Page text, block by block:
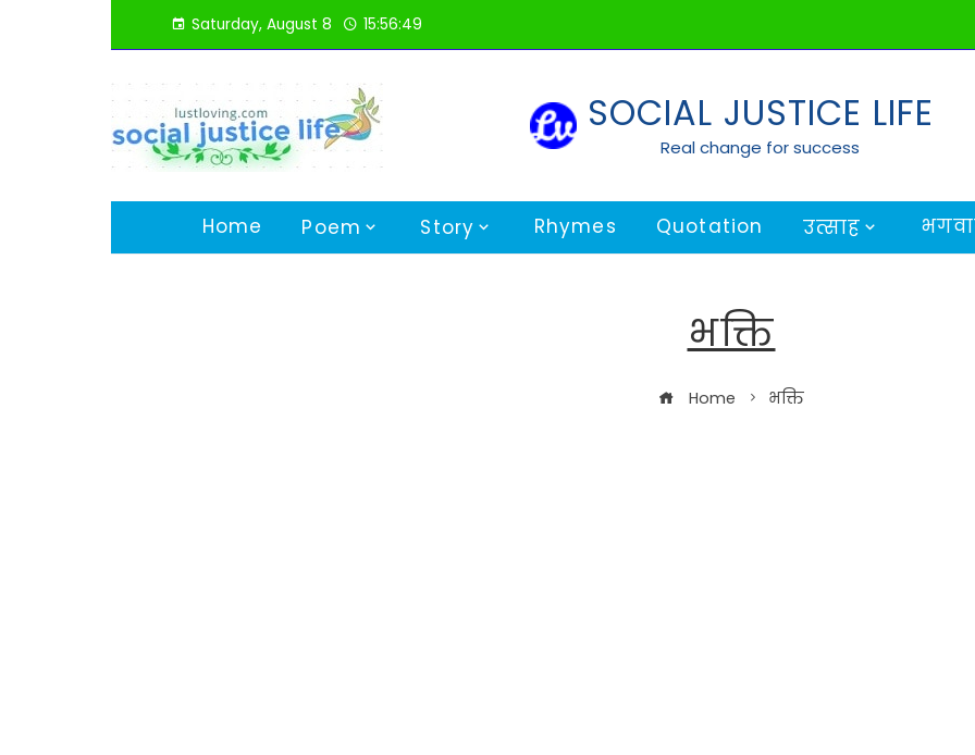
Saturday, August 8 15:56:50
SOCIAL JUSTICE LIFE
Real change for success
Home Poem Story Rhymes Quotation उत्साह
भक्ति
Home भक्ति